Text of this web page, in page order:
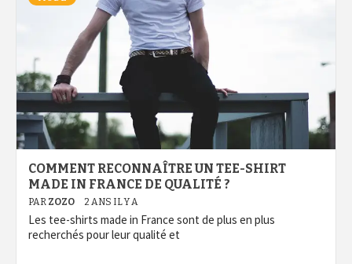
COMMENT RECONNAÎTRE UN TEE-SHIRT
MADE IN FRANCE DE QUALITÉ ?
PAR ZOZO 2 ANS IL Y A
Les tee-shirts made in France sont de plus en plus
recherchés pour leur qualité et